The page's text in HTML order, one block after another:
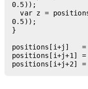
0.5));
  var z = positions[i+2] + (l * (Math.random() -
0.5));
}
positions[i+j]   =
positions[i+j+1] =
positions[i+j+2] =